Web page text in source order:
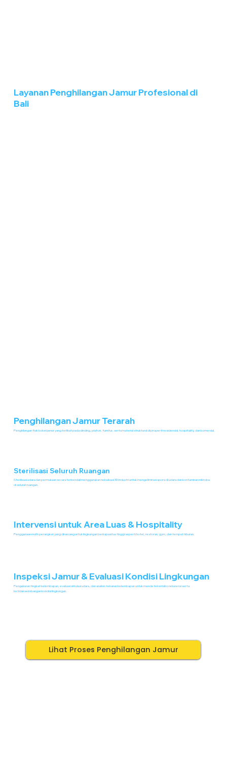
Layanan Penghilangan Jamur Profesional di
Bali
Penghilangan Jamur Terarah
Penghilangan fisik koloni jamur yang terlihat pada dinding, plafon, furnitur, serta material struktural di properti residensial, hospitality, dan komersial.
Sterilisasi Seluruh Ruangan
Sterilisasi udara dan permukaan secara terkendali menggunakan nebulisasi 3D industri untuk mengeliminasi spora di udara dan kontaminan mikroba
di seluruh ruangan.
Intervensi untuk Area Luas & Hospitality
Penggunaan multi-perangkat yang dirancang untuk lingkungan berkapasitas tinggi seperti hotel, restoran, gym, dan tempat hiburan.
Inspeksi Jamur & Evaluasi Kondisi Lingkungan
Pengukuran tingkat kelembapan, evaluasi sirkulasi udara, dan analisis tekanan kelembapan untuk mendeteksi risiko rekurensi serta
ketidakseimbangan kondisi lingkungan.
Lihat Proses Penghilangan Jamur